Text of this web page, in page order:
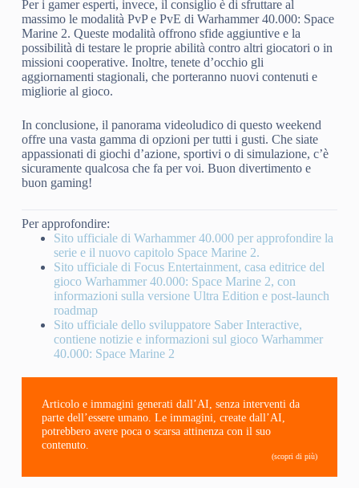
Per i gamer esperti, invece, il consiglio è di sfruttare al
massimo le modalità PvP e PvE di Warhammer 40.000: Space
Marine 2. Queste modalità offrono sfide aggiuntive e la
possibilità di testare le proprie abilità contro altri giocatori o in
missioni cooperative. Inoltre, tenete d’occhio gli
aggiornamenti stagionali, che porteranno nuovi contenuti e
migliorie al gioco.
In conclusione, il panorama videoludico di questo weekend
offre una vasta gamma di opzioni per tutti i gusti. Che siate
appassionati di giochi d’azione, sportivi o di simulazione, c’è
sicuramente qualcosa che fa per voi. Buon divertimento e
buon gaming!
Per approfondire:
Sito ufficiale di Warhammer 40.000 per approfondire la
serie e il nuovo capitolo Space Marine 2.
Sito ufficiale di Focus Entertainment, casa editrice del
gioco Warhammer 40.000: Space Marine 2, con
informazioni sulla versione Ultra Edition e post-launch
roadmap
Sito ufficiale dello sviluppatore Saber Interactive,
contiene notizie e informazioni sul gioco Warhammer
40.000: Space Marine 2
Articolo e immagini generati dall’AI, senza interventi da
parte dell’essere umano. Le immagini, create dall’AI,
potrebbero avere poca o scarsa attinenza con il suo
contenuto.
(scopri di più)